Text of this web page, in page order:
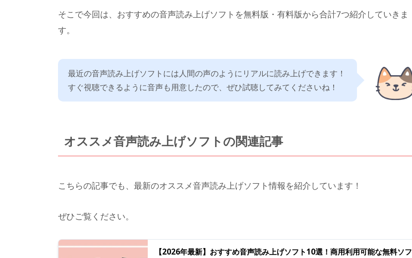
そこで今回は、おすすめの音声読み上げソフトを無料版・有料版から合計7つ紹介していきま
す。
最近の音声読み上げソフトには人間の声のようにリアルに読み上げできます！
すぐ視聴できるように音声も用意したので、ぜひ試聴してみてくださいね！
オススメ音声読み上げソフトの関連記事
こちらの記事でも、最新のオススメ音声読み上げソフト情報を紹介しています！
ぜひご覧ください。
【2026年最新】おすすめ音声読み上げソフト10選！商用利用可能な無料ソフ